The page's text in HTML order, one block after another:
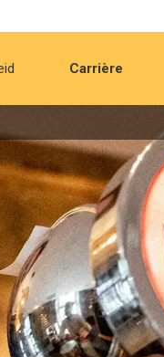
Carrière